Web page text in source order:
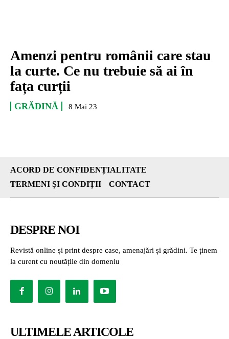
Amenzi pentru românii care stau
la curte. Ce nu trebuie să ai în
fața curții
GRĂDINĂ 8 Mai 23
ACORD DE CONFIDENȚIALITATE
TERMENI ȘI CONDIȚII
CONTACT
DESPRE NOI
Revistă online și print despre case, amenajări și grădini. Te ținem
la curent cu noutățile din domeniu
ULTIMELE ARTICOLE